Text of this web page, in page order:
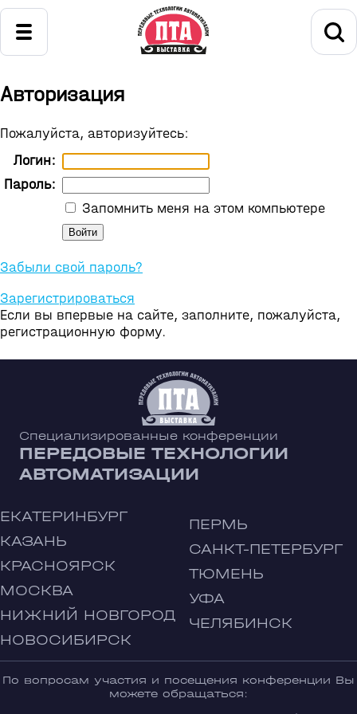
Авторизация
Пожалуйста, авторизуйтесь:
Логин:
Пароль:
Запомнить меня на этом компьютере
Забыли свой пароль?
Зарегистрироваться
Если вы впервые на сайте, заполните, пожалуйста,
регистрационную форму.
Специализированные конференции
ПЕРЕДОВЫЕ ТЕХНОЛОГИИ
АВТОМАТИЗАЦИИ
ЕКАТЕРИНБУРГ
КАЗАНЬ
КРАСНОЯРСК
МОСКВА
НИЖНИЙ НОВГОРОД
НОВОСИБИРСК
ПЕРМЬ
САНКТ-ПЕТЕРБУРГ
ТЮМЕНЬ
УФА
ЧЕЛЯБИНСК
По вопросам участия и посещения конференции Вы
можете обращаться: